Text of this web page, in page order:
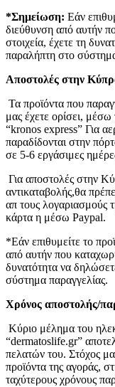
*Σημείωση: Εάν
διεύθυνση από αυτήν
στοιχεία, έχετε τη
παραλήπτη στο
Αποστολές στην
Τα προϊόντα που
μας έχετε ορίσει, μέσω
“kronos express” Για
παραδίδονται στην
σε 5-6 εργάσιμες
Για αποστολές στην
αντικαταβολής,θα
απ τους λογαριασμούς
κάρτα η μέσω Paypal.
*Εάν επιθυμείτε το
από αυτήν που
δυνατότητα να
σύστημα παραγγελίας.
Χρόνος αποστολής/
Κύριο μέλημα του
“dermatoslife.gr”
πελατών του. Στόχος
προϊόντα της αγοράς,
ταχύτερους χρόνους